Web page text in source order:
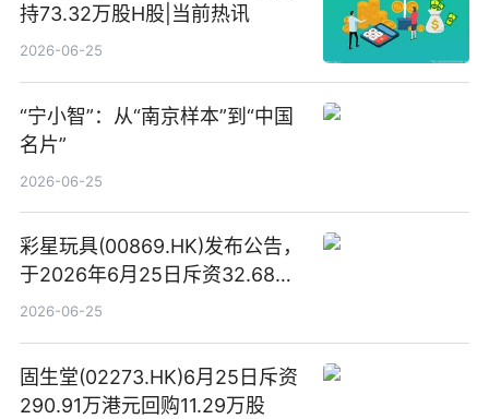
持73.32万股H股|当前热讯
2026-06-25
“宁小智”：从“南京样本”到“中国
名片”
2026-06-25
彩星玩具(00869.HK)发布公告，
于2026年6月25日斥资32.68万
港元回购68.4万股|焦点速讯
2026-06-25
固生堂(02273.HK)6月25日斥资
290.91万港元回购11.29万股